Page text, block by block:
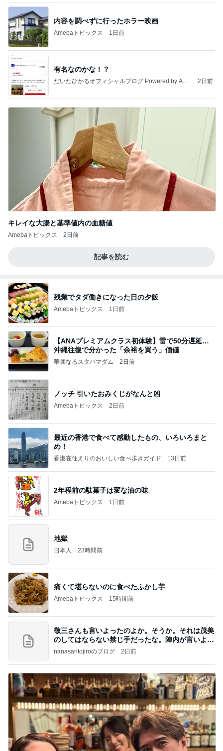
内容を調べずに行ったホラー映画
Amebaトピックス 1日前
有名なのかな！？
だいたひかるオフィシャルブログ Powered by Ame
2日前
キレイな大腸と基準値内の血糖値
Amebaトピックス 2日前
記事を読む
残業でタダ働きになった日の夕飯
Amebaトピックス 1日前
【ANAプレミアムクラス初体験】雷で50分遅延…
沖縄往復で分かった「余裕を買う」価値
華麗なるスタバマダム 2日前
ノッチ 引いたおみくじがなんと凶
Amebaトピックス 2日前
最近の香港で食べて感動したもの、いろいろまと
め！
香港在住えりのおいしい食べ歩きガイド 13日前
2年程前の駄菓子は変な油の味
Amebaトピックス 1日前
地獄
日本人 23時間前
痛くて堪らないのに食べたふかし芋
Amebaトピックス 15時間前
敬三さんも言いよったのよか。そうか。それは茂美
のしてはならない禁じ手だったな。陣内が言いよる
のよ
nanasantojiroのブログ 2日前